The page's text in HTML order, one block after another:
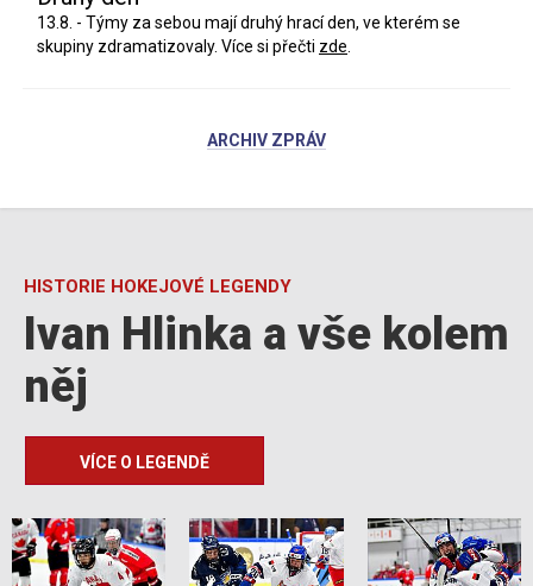
13.8. - Týmy za sebou mají druhý hrací den, ve kterém se
skupiny zdramatizovaly. Více si přečti zde
ARCHIV ZPRÁV
HISTORIE HOKEJOVÉ LEGENDY
Ivan Hlinka a vše kolem
něj
VÍCE O LEGENDĚ